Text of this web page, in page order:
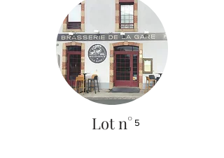
Lot n° 5